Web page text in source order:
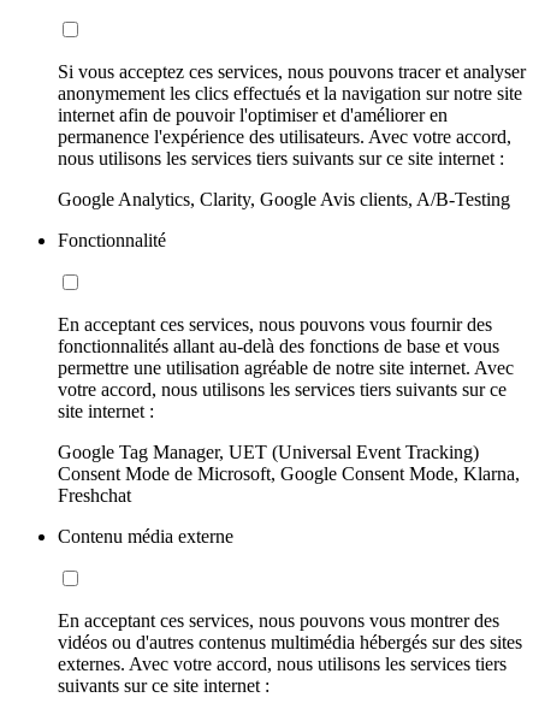
Si vous acceptez ces services, nous pouvons tracer et analyser
anonymement les clics effectués et la navigation sur notre site
internet afin de pouvoir l'optimiser et d'améliorer en
permanence l'expérience des utilisateurs. Avec votre accord,
nous utilisons les services tiers suivants sur ce site internet :
Google Analytics, Clarity, Google Avis clients, A/B-Testing
Fonctionnalité
En acceptant ces services, nous pouvons vous fournir des
fonctionnalités allant au-delà des fonctions de base et vous
permettre une utilisation agréable de notre site internet. Avec
votre accord, nous utilisons les services tiers suivants sur ce
site internet :
Google Tag Manager, UET (Universal Event Tracking)
Consent Mode de Microsoft, Google Consent Mode, Klarna,
Freshchat
Contenu média externe
En acceptant ces services, nous pouvons vous montrer des
vidéos ou d'autres contenus multimédia hébergés sur des sites
externes. Avec votre accord, nous utilisons les services tiers
suivants sur ce site internet :